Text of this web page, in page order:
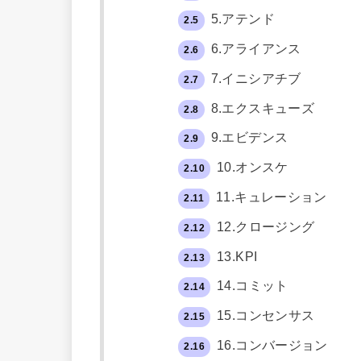
2.5 5.アテンド
2.6 6.アライアンス
2.7 7.イニシアチブ
2.8 8.エクスキューズ
2.9 9.エビデンス
2.10 10.オンスケ
2.11 11.キュレーション
2.12 12.クロージング
2.13 13.KPI
2.14 14.コミット
2.15 15.コンセンサス
2.16 16.コンバージョン